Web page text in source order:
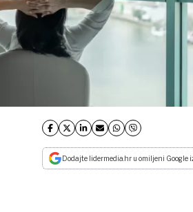
Dodajte lidermedia.hr u omiljeni Google